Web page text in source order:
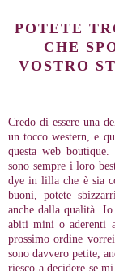
POTETE
CHE
VOSTRO
Credo di essere una
un tocco western, e
questa web
sono sempre i loro
dye in lilla che è sia
buoni, potete
anche dalla qualità.
abiti mini o aderenti
prossimo ordine
sono davvero petite,
riesco a decidere se